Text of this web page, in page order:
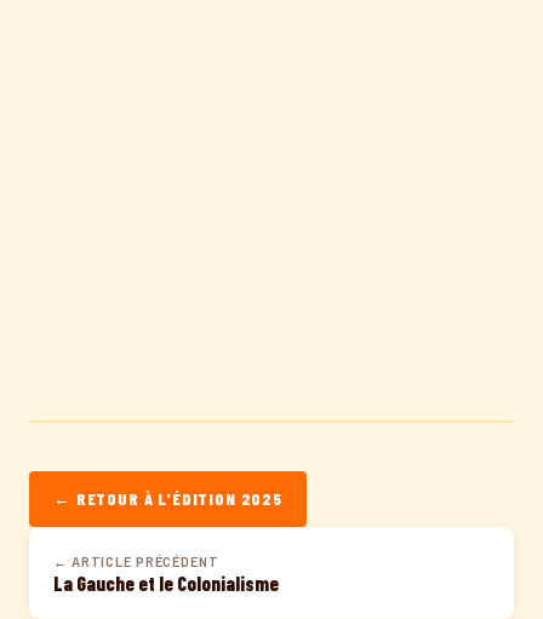
← RETOUR À L'ÉDITION 2025
← ARTICLE PRÉCÉDENT
La Gauche et le Colonialisme